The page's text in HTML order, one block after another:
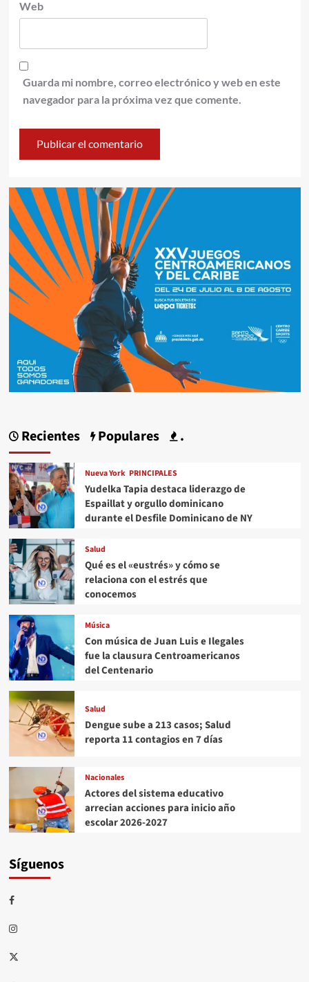
Web
Guarda mi nombre, correo electrónico y web en este
navegador para la próxima vez que comente.
Recientes Populares .
Nueva York PRINCIPALES
Yudelka Tapia destaca liderazgo de
Espaillat y orgullo dominicano
durante el Desfile Dominicano de NY
Salud
Qué es el «eustrés» y cómo se
relaciona con el estrés que
conocemos
Música
Con música de Juan Luis e Ilegales
fue la clausura Centroamericanos
del Centenario
Salud
Dengue sube a 213 casos; Salud
reporta 11 contagios en 7 días
Nacionales
Actores del sistema educativo
arrecian acciones para inicio año
escolar 2026-2027
Síguenos